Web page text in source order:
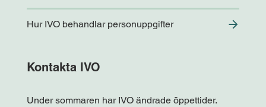
Hur IVO behandlar personuppgifter
Kontakta IVO
Under sommaren har IVO ändrade öppettider.